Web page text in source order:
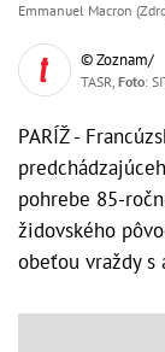
Emmanuel Macron
© Zoznam/
TASR, Foto:
PARÍŽ -
pohrebe 85-
židovského
obeťou vraždy